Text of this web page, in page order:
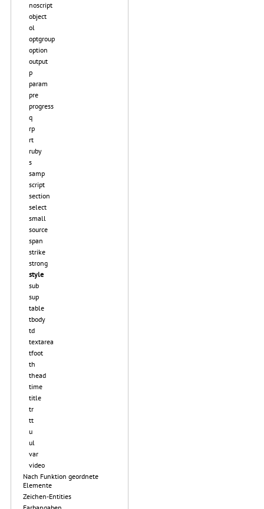
noscript
object
ol
optgroup
option
output
p
param
pre
progress
q
rp
rt
ruby
s
samp
script
section
select
small
source
span
strike
strong
style
sub
sup
table
tbody
td
textarea
tfoot
th
thead
time
title
tr
tt
u
ul
var
video
Nach Funktion geordnete
Elemente
Zeichen-Entities